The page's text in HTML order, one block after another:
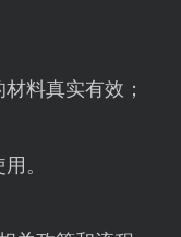
料真实有效；
。